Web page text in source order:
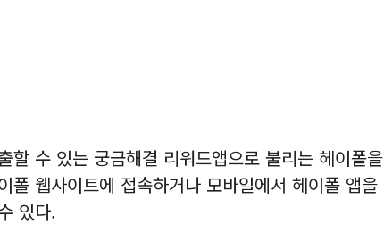
할 수 있는 궁금해결 리워드앱으로 불리는 헤이폴을
폴 웹사이트에 접속하거나 모바일에서 헤이폴 앱을
있다.